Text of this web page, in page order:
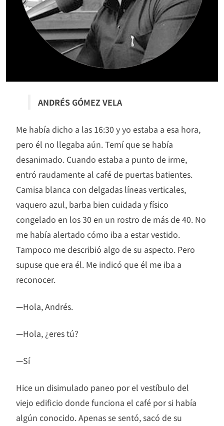
ANDRÉS GÓMEZ VELA
Me había dicho a las 16:30 y yo estaba a esa hora,
pero él no llegaba aún. Temí que se había
desanimado. Cuando estaba a punto de irme,
entró raudamente al café de puertas batientes.
Camisa blanca con delgadas líneas verticales,
vaquero azul, barba bien cuidada y físico
congelado en los 30 en un rostro de más de 40. No
me había alertado cómo iba a estar vestido.
Tampoco me describió algo de su aspecto. Pero
supuse que era él. Me indicó que él me iba a
reconocer.
—Hola, Andrés.
—Hola, ¿eres tú?
—Sí
Hice un disimulado paneo por el vestíbulo del
viejo edificio donde funciona el café por si había
algún conocido. Apenas se sentó, sacó de su